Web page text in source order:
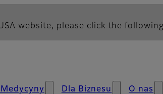
website, please click the
Medycyny Dla Biznesu O nas